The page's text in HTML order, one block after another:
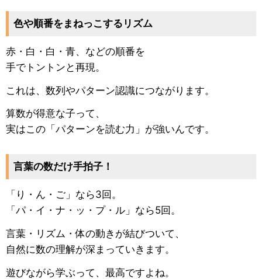
色や順番をまねっこするリズム
赤・白・白・青、などの順番を
手でトントンと再現。
これは、数列やパターン認識につながります。
算数が得意な子って、
実はこの「パターンを読む力」が強いんです。
言葉の数だけ手拍子！
「り・ん・ご」なら3回。
「パ・イ・ナ・ッ・プ・ル」なら5回。
言葉・リズム・体の動きが結びついて、
自然に数の理解が深まっていきます。
遊びながら学ぶって、最高ですよね。